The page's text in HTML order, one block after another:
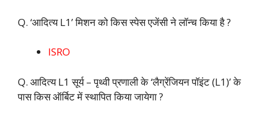
Q. ‘आदित्य L1’ मिशन को किस स्पेस एजेंसी ने लॉन्च किया है ?
ISRO
Q. आदित्य L1 सूर्य – पृथ्वी प्रणाली के ‘लैग्रेंजियन पॉइंट (L1)’ के
पास किस ऑर्बिट में स्थापित किया जायेगा ?